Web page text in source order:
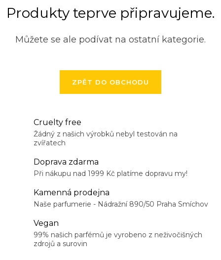
Produkty teprve připravujeme.
Můžete se ale podívat na ostatní kategorie.
ZPĚT DO OBCHODU
Cruelty free
Žádný z našich výrobků nebyl testován na
zvířatech
Doprava zdarma
Při nákupu nad 1999 Kč platíme dopravu my!
Kamenná prodejna
Naše parfumerie - Nádražní 890/50 Praha Smíchov
Vegan
99% našich parfémů je vyrobeno z neživočišných
zdrojů a surovin